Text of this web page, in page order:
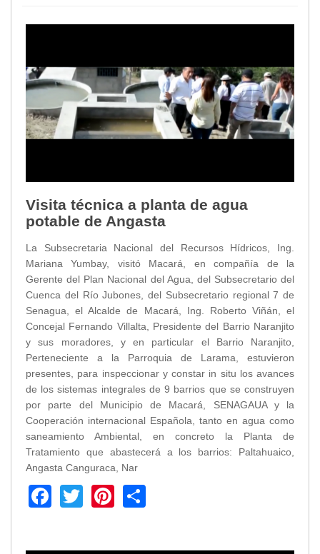
Visita técnica a planta de agua
potable de Angasta
La Subsecretaria Nacional del Recursos Hídricos, Ing.
Mariana Yumbay, visitó Macará, en compañía de la
Gerente del Plan Nacional del Agua, del Subsecretario del
Cuenca del Río Jubones, del Subsecretario regional 7 de
Senagua, el Alcalde de Macará, Ing. Roberto Viñán, el
Concejal Fernando Villalta, Presidente del Barrio Naranjito
y sus moradores, y en particular el Barrio Naranjito,
Perteneciente a la Parroquia de Larama, estuvieron
presentes, para inspeccionar y constar in situ los avances
de los sistemas integrales de 9 barrios que se construyen
por parte del Municipio de Macará, SENAGAUA y la
Cooperación internacional Española, tanto en agua como
saneamiento Ambiental, en concreto la Planta de
Tratamiento que abastecerá a los barrios: Paltahuaico,
Angasta Canguraca, Nar
Facebook
TwitterPinterest